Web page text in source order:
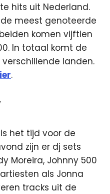
hits uit Nederland.
de meest genoteerde
komen vijftien
In totaal komt de
landen.
.
het tijd voor de
zijn er dj sets
Moreira, Johnny 500
als Jonna
tracks uit de